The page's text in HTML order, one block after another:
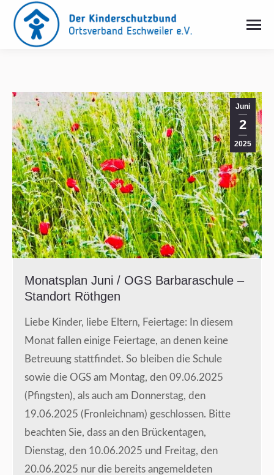
Juni
2
2025
Monatsplan Juni / OGS Barbaraschule –
Standort Röthgen
Liebe Kinder, liebe Eltern, Feiertage: In diesem
Monat fallen einige Feiertage, an denen keine
Betreuung stattfindet. So bleiben die Schule
sowie die OGS am Montag, den 09.06.2025
(Pfingsten), als auch am Donnerstag, den
19.06.2025 (Fronleichnam) geschlossen. Bitte
beachten Sie, dass an den Brückentagen,
Dienstag, den 10.06.2025 und Freitag, den
20.06.2025 nur die bereits angemeldeten